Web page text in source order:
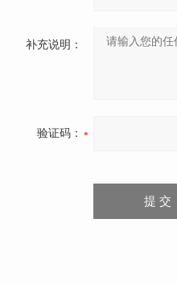
补充说明：
验证码：